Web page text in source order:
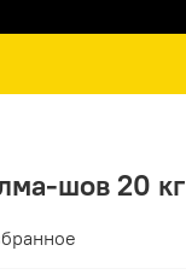
шов 20 кг